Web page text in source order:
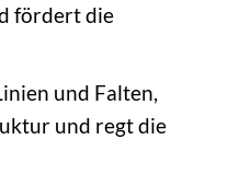
fördert die
und Falten,
und regt die